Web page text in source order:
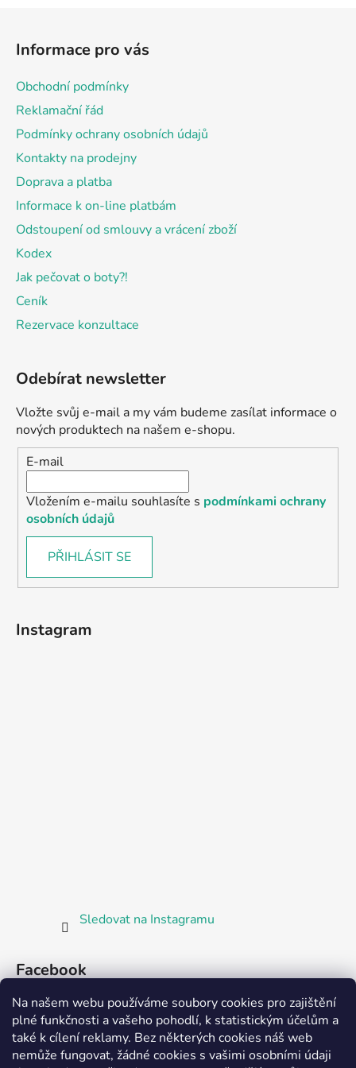
Na našem webu používáme soubory cookies pro zajištění
plné funkčnosti a vašeho pohodlí, k statistickým účelům a
také k cílení reklamy. Bez některých cookies náš web
nemůže fungovat, žádné cookies s vašimi osobními údaji
Informace pro vás
Obchodní podmínky
Reklamační řád
Podmínky ochrany osobních údajů
Kontakty na prodejny
Doprava a platba
Informace k on-line platbám
Odstoupení od smlouvy a vrácení zboží
Kodex
Jak pečovat o boty?!
Ceník
Rezervace konzultace
Odebírat newsletter
Vložte svůj e-mail a my vám budeme zasílat informace o
nových produktech na našem e-shopu.
E-mail
Vložením e-mailu souhlasíte s podmínkami ochrany
osobních údajů
PŘIHLÁSIT SE
Instagram
Sledovat na Instagramu
Facebook